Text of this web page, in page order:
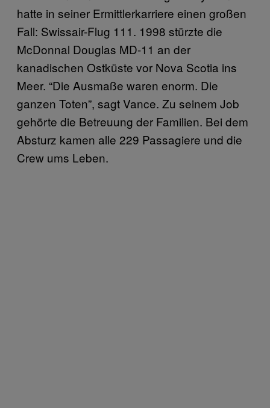
hatte in seiner Ermittlerkarriere einen großen
Fall: Swissair-Flug 111. 1998 stürzte die
McDonnal Douglas MD-11 an der
kanadischen Ostküste vor Nova Scotia ins
Meer. “Die Ausmaße waren enorm. Die
ganzen Toten”, sagt Vance. Zu seinem Job
gehörte die Betreuung der Familien. Bei dem
Absturz kamen alle 229 Passagiere und die
Crew ums Leben.